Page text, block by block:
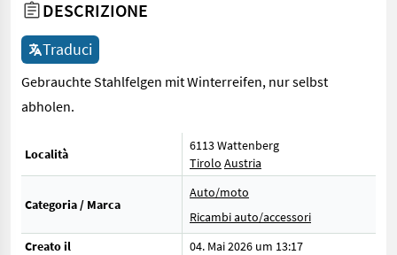
DESCRIZIONE
Traduci
Gebrauchte Stahlfelgen mit Winterreifen, nur selbst
abholen.
Località
6113 Wattenberg
Tirolo Austria
Categoria / Marca
Auto/moto
Ricambi auto/accessori
Creato il
04. Mai 2026 um 13:17